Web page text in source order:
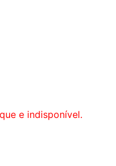
e indisponível.